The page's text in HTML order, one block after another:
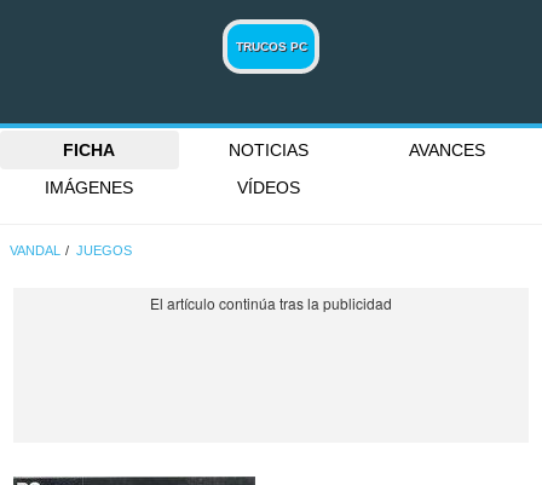
TRUCOS PC
FICHA NOTICIAS
AVANCES
IMÁGENES
VÍDEOS
VANDAL JUEGOS